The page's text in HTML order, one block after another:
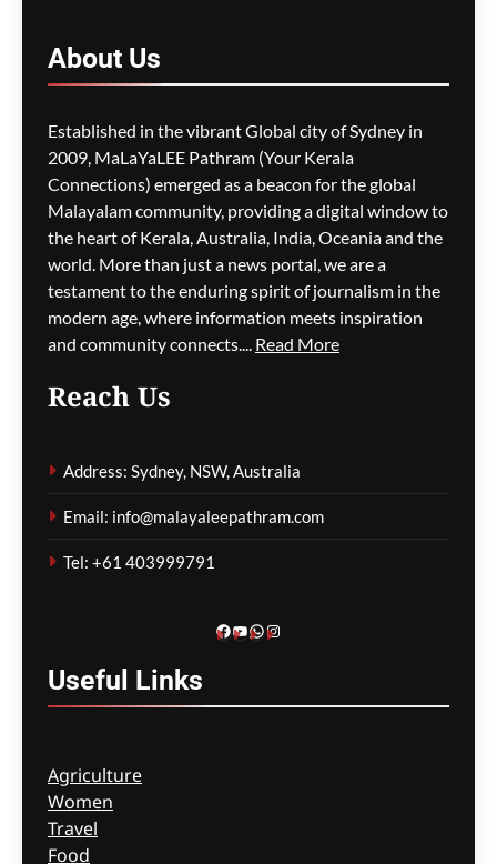
M5 മോട്ടോർവേയിൽ
മാലിന്യ ട്രക്കിന് തീപിടിച്ചു;
കിലോമീറ്ററുകളോളം
ഗതാഗതക്കുരുക്ക്, മലയാളി
യാത്രികരെയും ബാധിച്ചു
ഗീത ദാസ്‌ 5 hours ago
നടപടിക്രമങ്ങൾ
About Us
Established in the vibrant Global city of Sydney in
2009, MaLaYaLEE Pathram (Your Kerala
Connections) emerged as a beacon for the global
Malayalam community, providing a digital window to
the heart of Kerala, Australia, India, Oceania and the
world. More than just a news portal, we are a
testament to the enduring spirit of journalism in the
modern age, where information meets inspiration
and community connects.... Read More
Reach Us
Address: Sydney, NSW, Australia
Email: info@malayaleepathram.com
Tel: +61 403999791
Facebook
YouTube
WhatsApp
Instagram
Useful Links
Agriculture
Women
Travel
Food